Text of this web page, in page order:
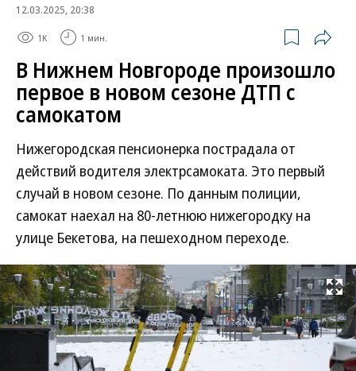
12.03.2025, 20:38
1K 1 мин.
В Нижнем Новгороде произошло
первое в новом сезоне ДТП с
самокатом
Нижегородская пенсионерка пострадала от
действий водителя электрсамоката. Это первый
случай в новом сезоне. По данным полиции,
самокат наехал на 80-летнюю нижегородку на
улице Бекетова, на пешеходном переходе.
Развернуть